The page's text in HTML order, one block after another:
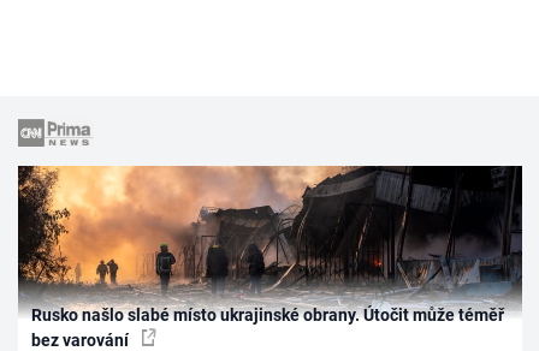
Rusko našlo slabé místo ukrajinské obrany. Útočit může téměř
bez varování